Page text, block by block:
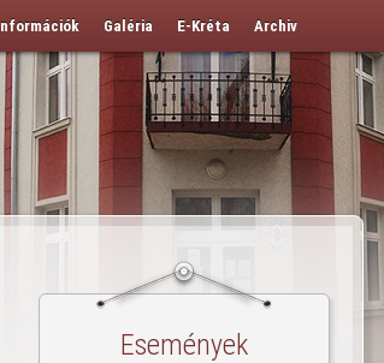
Galéria E-Kréta Archiv
Események